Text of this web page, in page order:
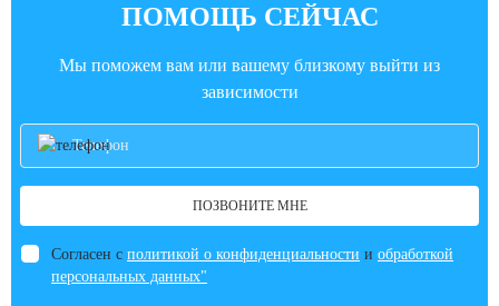
ПОМОЩЬ СЕЙЧАС
Мы поможем вам или вашему близкому выйти из
зависимости
ПОЗВОНИТЕ МНЕ
Согласен с политикой о конфиденциальности и обработкой
персональных данных"